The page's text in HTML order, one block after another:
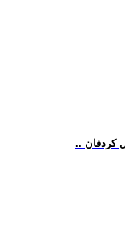
كردفان